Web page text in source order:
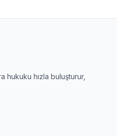
hızla buluşturur,